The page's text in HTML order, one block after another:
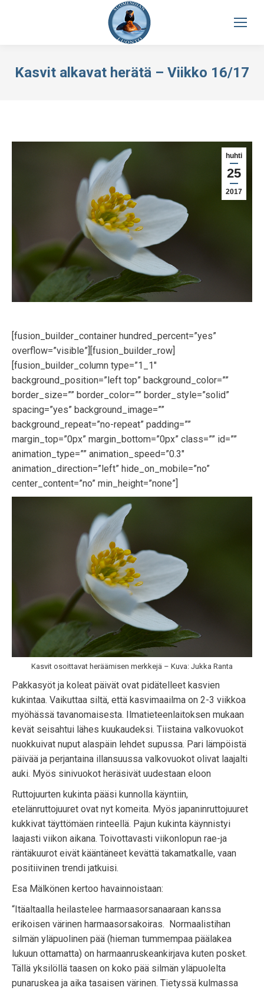
Kasvit alkavat herätä – Viikko 16/17
huhti
25
2017
[fusion_builder_container hundred_percent=”yes”
overflow=”visible”][fusion_builder_row]
[fusion_builder_column type=”1_1″
background_position=”left top” background_color=””
border_size=”” border_color=”” border_style=”solid”
spacing=”yes” background_image=””
background_repeat=”no-repeat” padding=””
margin_top=”0px” margin_bottom=”0px” class=”” id=””
animation_type=”” animation_speed=”0.3″
animation_direction=”left” hide_on_mobile=”no”
center_content=”no” min_height=”none”]
Kasvit osoittavat heräämisen merkkejä – Kuva: Jukka Ranta
Pakkasyöt ja koleat päivät ovat pidätelleet kasvien
kukintaa. Vaikuttaa siltä, että kasvimaailma on 2-3 viikkoa
myöhässä tavanomaisesta. Ilmatieteenlaitoksen mukaan
kevät seisahtui lähes kuukaudeksi. Tiistaina valkovuokot
nuokkuivat nuput alaspäin lehdet supussa. Pari lämpöistä
päivää ja perjantaina illansuussa valkovuokot olivat laajalti
auki. Myös sinivuokot heräsivät uudestaan eloon
Ruttojuurten kukinta pääsi kunnolla käyntiin,
etelänruttojuuret ovat nyt komeita. Myös japaninruttojuuret
kukkivat täyttömäen rinteellä. Pajun kukinta käynnistyi
laajasti viikon aikana. Toivottavasti viikonlopun rae-ja
räntäkuurot eivät kääntäneet kevättä takamatkalle, vaan
positiivinen trendi jatkuisi.
Esa Mälkönen kertoo havainnoistaan:
“Itäaltaalla heilastelee harmaasorsanaaraan kanssa
erikoisen värinen harmaasorsakoiras. Normaalistihan
silmän yläpuolinen pää (hieman tummempaa päälakea
lukuun ottamatta) on harmaanruskeankirjava kuten posket.
Tällä yksilöllä taasen on koko pää silmän yläpuolelta
punaruskea ja aika tasaisen värinen. Tietyssä kulmassa